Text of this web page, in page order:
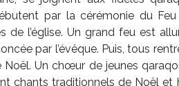
par la cérémonie du
de l’église. Un grand feu est
par l’évêque. Puis, tous
Noël. Un chœur de jeunes
chants traditionnels de Noël et